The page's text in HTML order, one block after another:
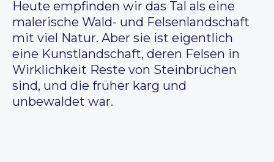
Heute empfinden wir das Tal als eine
malerische Wald- und Felsenlandschaft
mit viel Natur. Aber sie ist eigentlich
eine Kunstlandschaft, deren Felsen in
Wirklichkeit Reste von Steinbrüchen
sind, und die früher karg und
unbewaldet war.